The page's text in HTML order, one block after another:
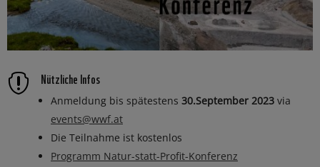
 Nützliche Infos
Anmeldung bis spätestens 30.September 2023 via
events@wwf.at
Die Teilnahme ist kostenlos
Programm Natur-statt-Profit-Konferenz